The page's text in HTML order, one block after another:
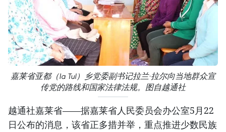
嘉莱省亚都（Ia Tul）乡党委副书记拉兰·拉尔向当地群众宣
传党的路线和国家法律法规。图自越通社
越通社嘉莱省——据嘉莱省人民委员会办公室5月22
日公布的消息，该省正多措并举，重点推进少数民族